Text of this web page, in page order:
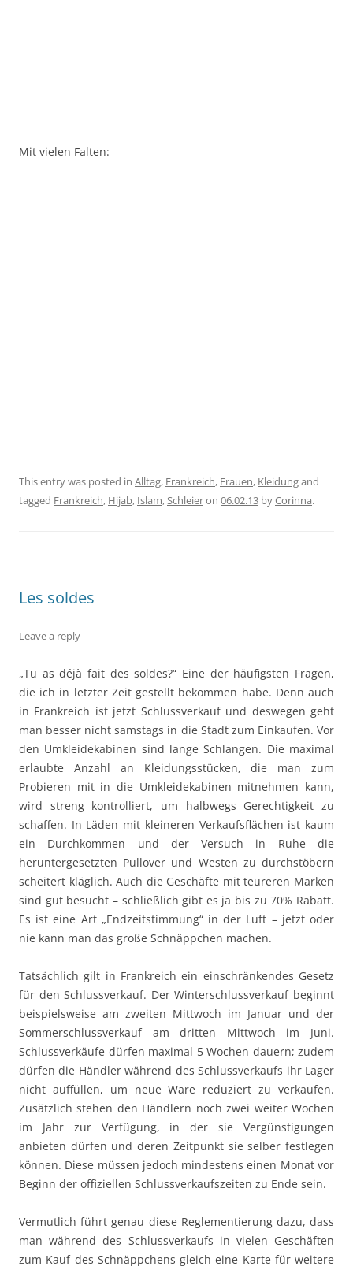
Mit vielen Falten:
This entry was posted in Alltag, Frankreich, Frauen, Kleidungand
tagged Frankreich, Hijab, Islam,Schleieron 06.02.13 byCorinna.
Les soldes
Leave a reply
„Tu as déjà fait des soldes?“ Eine der häufigsten Fragen,
die ich in letzter Zeit gestellt bekommen habe. Denn auch
in Frankreich ist jetzt Schlussverkauf und deswegen geht
man besser nicht samstags in die Stadt zum Einkaufen. Vor
den Umkleidekabinen sind lange Schlangen. Die maximal
erlaubte Anzahl an Kleidungsstücken, die man zum
Probieren mit in die Umkleidekabinen mitnehmen kann,
wird streng kontrolliert, um halbwegs Gerechtigkeit zu
schaffen. In Läden mit kleineren Verkaufsflächen ist kaum
ein Durchkommen und der Versuch in Ruhe die
heruntergesetzten Pullover und Westen zu durchstöbern
scheitert kläglich. Auch die Geschäfte mit teureren Marken
sind gut besucht – schließlich gibt es ja bis zu 70% Rabatt.
Es ist eine Art „Endzeitstimmung“ in der Luft – jetzt oder
nie kann man das große Schnäppchen machen.
Tatsächlich gilt in Frankreich ein einschränkendes Gesetz
für den Schlussverkauf. Der Winterschlussverkauf beginnt
beispielsweise am zweiten Mittwoch im Januar und der
Sommerschlussverkauf am dritten Mittwoch im Juni.
Schlussverkäufe dürfen maximal 5 Wochen dauern; zudem
dürfen die Händler während des Schlussverkaufs ihr Lager
nicht auffüllen, um neue Ware reduziert zu verkaufen.
Zusätzlich stehen den Händlern noch zwei weiter Wochen
im Jahr zur Verfügung, in der sie Vergünstigungen
anbieten dürfen und deren Zeitpunkt sie selber festlegen
können. Diese müssen jedoch mindestens einen Monat vor
Beginn der offiziellen Schlussverkaufszeiten zu Ende sein.
Vermutlich führt genau diese Reglementierung dazu, dass
man während des Schlussverkaufs in vielen Geschäften
zum Kauf des Schnäppchens gleich eine Karte für weitere